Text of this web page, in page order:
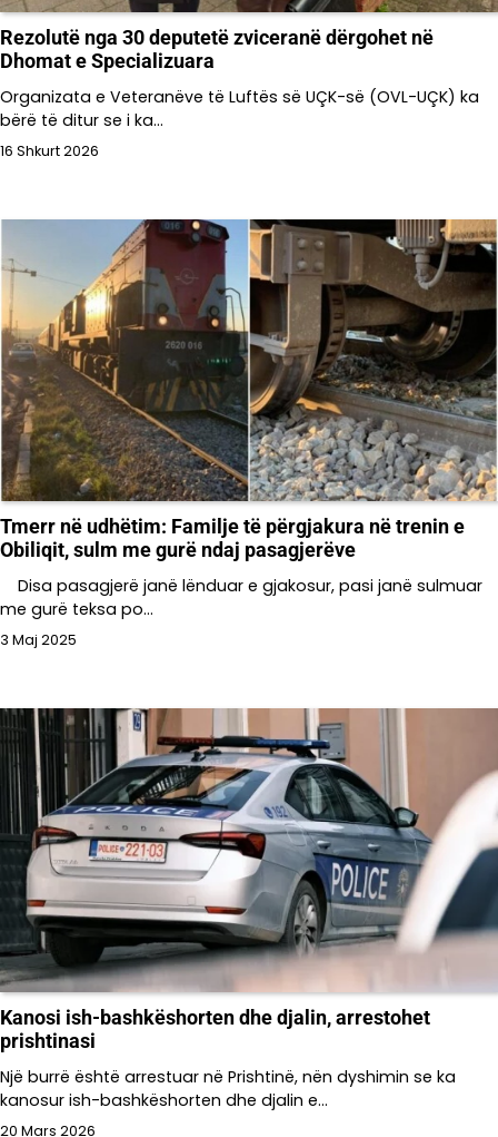
Rezolutë nga 30 deputetë zviceranë dërgohet në
Dhomat e Specializuara
Organizata e Veteranëve të Luftës së UÇK-së (OVL-UÇK) ka
bërë të ditur se i ka…
16 Shkurt 2026
Tmerr në udhëtim: Familje të përgjakura në trenin e
Obiliqit, sulm me gurë ndaj pasagjerëve
Disa pasagjerë janë lënduar e gjakosur, pasi janë sulmuar
me gurë teksa po…
3 Maj 2025
Kanosi ish-bashkëshorten dhe djalin, arrestohet
prishtinasi
Një burrë është arrestuar në Prishtinë, nën dyshimin se ka
kanosur ish-bashkëshorten dhe djalin e…
20 Mars 2026